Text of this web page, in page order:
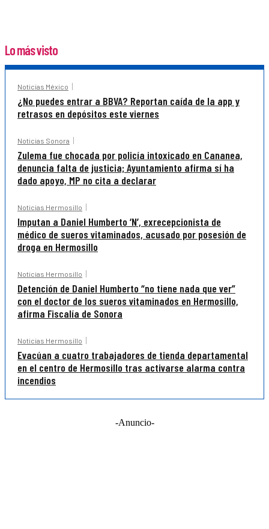
Lo más visto
Noticias México
¿No puedes entrar a BBVA? Reportan caída de la app y
retrasos en depósitos este viernes
Noticias Sonora
Zulema fue chocada por policía intoxicado en Cananea,
denuncia falta de justicia; Ayuntamiento afirma sí ha
dado apoyo, MP no cita a declarar
Noticias Hermosillo
Imputan a Daniel Humberto ‘N’, exrecepcionista de
médico de sueros vitaminados, acusado por posesión de
droga en Hermosillo
Noticias Hermosillo
Detención de Daniel Humberto “no tiene nada que ver”
con el doctor de los sueros vitaminados en Hermosillo,
afirma Fiscalía de Sonora
Noticias Hermosillo
Evacúan a cuatro trabajadores de tienda departamental
en el centro de Hermosillo tras activarse alarma contra
incendios
-Anuncio-